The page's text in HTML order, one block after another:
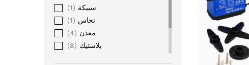
سبيكة
1
نحاس
1
معدن
4
بلاستيك
8